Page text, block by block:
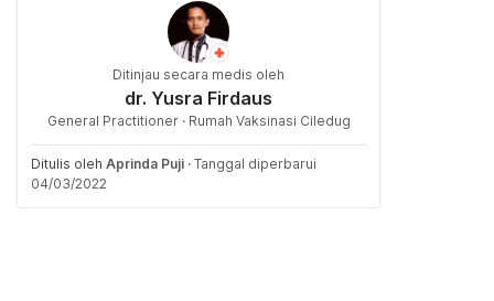
Ditinjau secara medis oleh
dr. Yusra Firdaus
General Practitioner · Rumah Vaksinasi Ciledug
Ditulis oleh Aprinda Puji · Tanggal diperbarui
04/03/2022